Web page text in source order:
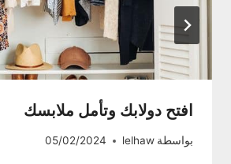
افتح دولابك وتأمل ملابسك
بواسطة lelhaw
05/02/2024